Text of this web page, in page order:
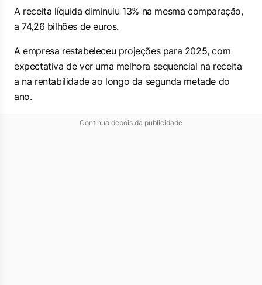
A receita líquida diminuiu 13% na mesma comparação,
a 74,26 bilhões de euros.
A empresa restabeleceu projeções para 2025, com
expectativa de ver uma melhora sequencial na receita
a na rentabilidade ao longo da segunda metade do
ano.
Continua depois da publicidade